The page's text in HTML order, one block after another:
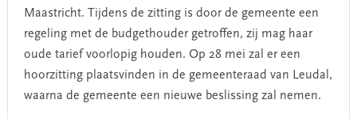
Maastricht. Tijdens de zitting is door de gemeente een
regeling met de budgethouder getroffen, zij mag haar
oude tarief voorlopig houden. Op 28 mei zal er een
hoorzitting plaatsvinden in de gemeenteraad van Leudal,
waarna de gemeente een nieuwe beslissing zal nemen.